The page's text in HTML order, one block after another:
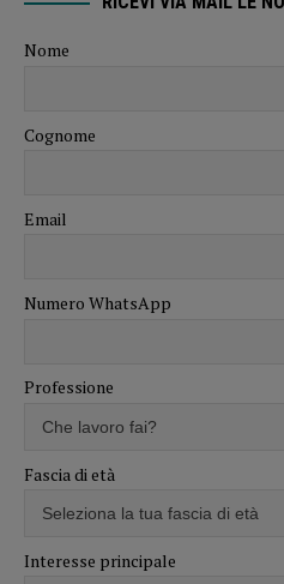
Nome
Cognome
Email
Numero WhatsApp
Professione
Fascia di età
Interesse principale